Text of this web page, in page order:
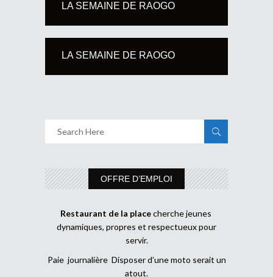
LA SEMAINE DE RAOGO
LA SEMAINE DE RAOGO
OFFRE D’EMPLOI
Restaurant de la placecherche jeunes
dynamiques, propres et respectueux pour
servir.
Paie journalière Disposer d’une moto serait un
atout.